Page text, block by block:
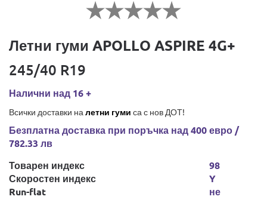
Летни гуми APOLLO ASPIRE 4G+
245/40 R19
Налични над 16 +
Всички доставки на летни гуми са с нов ДОТ!
Безплатна доставка при поръчка над 400 евро /
782.33 лв
Товарен индекс
Скоростен индекс
Run-flat
98
Y
не